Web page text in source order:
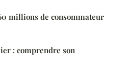
millions de consommateur
: comprendre son